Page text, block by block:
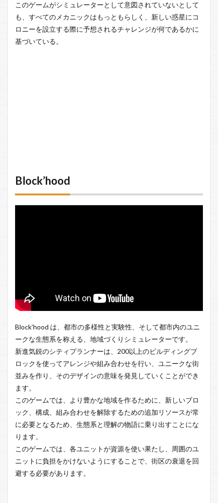
このゲームがシミュレーターとして意図されていないとして
も、すべてのメカニックはもっともらしく、新しい惑星にコ
ロニーを設立する際に予想されるチャレンジが何であるかに
基づいている。
Block’hood
Block’hood は、都市の多様性と実験性、そして都市内のユニ
ークな生態系を称える、地域づくりシミュレーターです。
新進気鋭のシティプランナーは、200以上のビルディングブ
ロックを使ってアレンジや組み合わせを行い、ユニークな街
並みを作り、そのデザインの意味を発見していくことができ
ます。
このゲームでは、より豊かな地域を作るために、新しいブロ
ック、構成、組み合わせを解除するための追加リソースが常
に必要となるため、生態系と理解の物語に乗り出すことにな
ります。
このゲームでは、各ユニットが資源を使い果たし、周囲のユ
ニットに負担をかけないようにすることで、街区の衰退を回
避する必要があります。